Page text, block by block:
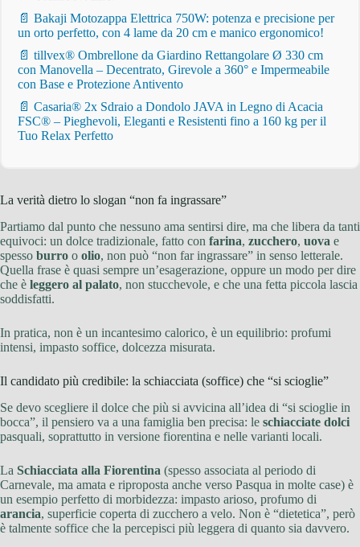
📄 Bakaji Motozappa Elettrica 750W: potenza e precisione per
un orto perfetto, con 4 lame da 20 cm e manico ergonomico!
📄 tillvex® Ombrellone da Giardino Rettangolare Ø 330 cm
con Manovella – Decentrato, Girevole a 360° e Impermeabile
con Base e Protezione Antivento
📄 Casaria® 2x Sdraio a Dondolo JAVA in Legno di Acacia
FSC® – Pieghevoli, Eleganti e Resistenti fino a 160 kg per il
Tuo Relax Perfetto
La verità dietro lo slogan “non fa ingrassare”
Partiamo dal punto che nessuno ama sentirsi dire, ma che libera da tanti
equivoci: un dolce tradizionale, fatto con farina, zucchero, uova e
spesso burro o olio, non può “non far ingrassare” in senso letterale.
Quella frase è quasi sempre un’esagerazione, oppure un modo per dire
che è leggero al palato, non stucchevole, e che una fetta piccola lascia
soddisfatti.
In pratica, non è un incantesimo calorico, è un equilibrio: profumi
intensi, impasto soffice, dolcezza misurata.
Il candidato più credibile: la schiacciata (soffice) che “si scioglie”
Se devo scegliere il dolce che più si avvicina all’idea di “si scioglie in
bocca”, il pensiero va a una famiglia ben precisa: le schiacciate dolci
pasquali, soprattutto in versione fiorentina e nelle varianti locali.
La Schiacciata alla Fiorentina (spesso associata al periodo di
Carnevale, ma amata e riproposta anche verso Pasqua in molte case) è
un esempio perfetto di morbidezza: impasto arioso, profumo di
arancia, superficie coperta di zucchero a velo. Non è “dietetica”, però
è talmente soffice che la percepisci più leggera di quanto sia davvero.